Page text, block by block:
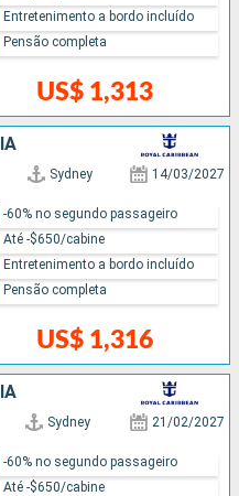
US$ 1,313
Entretenimento a bordo incluído
Pensão completa
Sydney 14/03/2027
US$ 1,316
-60% no segundo passageiro
Até -$650/cabine
Entretenimento a bordo incluído
Pensão completa
Sydney 21/02/2027
-60% no segundo passageiro
Até -$650/cabine